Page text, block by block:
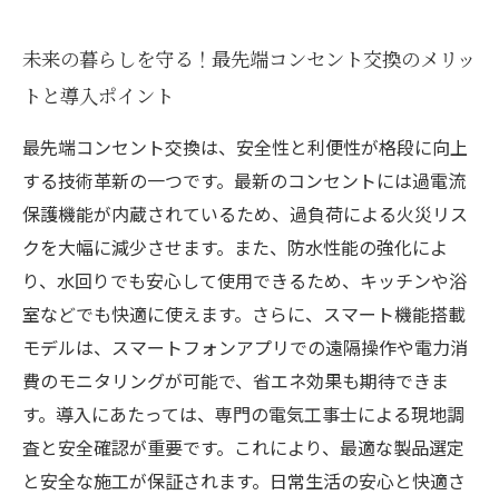
未来の暮らしを守る！最先端コンセント交換のメリッ
トと導入ポイント
最先端コンセント交換は、安全性と利便性が格段に向上
する技術革新の一つです。最新のコンセントには過電流
保護機能が内蔵されているため、過負荷による火災リス
クを大幅に減少させます。また、防水性能の強化によ
り、水回りでも安心して使用できるため、キッチンや浴
室などでも快適に使えます。さらに、スマート機能搭載
モデルは、スマートフォンアプリでの遠隔操作や電力消
費のモニタリングが可能で、省エネ効果も期待できま
す。導入にあたっては、専門の電気工事士による現地調
査と安全確認が重要です。これにより、最適な製品選定
と安全な施工が保証されます。日常生活の安心と快適さ